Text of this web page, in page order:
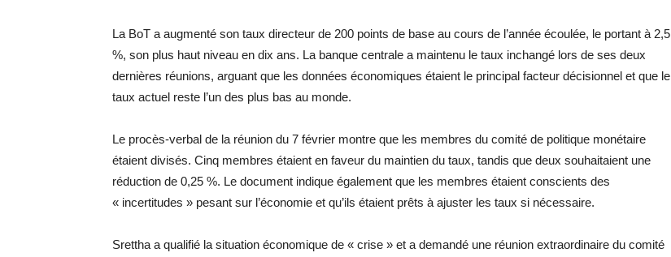
La BoT a augmenté son taux directeur de 200 points de base au cours de l’année écoulée, le portant à 2,5
%, son plus haut niveau en dix ans. La banque centrale a maintenu le taux inchangé lors de ses deux
dernières réunions, arguant que les données économiques étaient le principal facteur décisionnel et que le
taux actuel reste l’un des plus bas au monde.
Le procès-verbal de la réunion du 7 février montre que les membres du comité de politique monétaire
étaient divisés. Cinq membres étaient en faveur du maintien du taux, tandis que deux souhaitaient une
réduction de 0,25 %. Le document indique également que les membres étaient conscients des
« incertitudes » pesant sur l’économie et qu’ils étaient prêts à ajuster les taux si nécessaire.
Srettha a qualifié la situation économique de « crise » et a demandé une réunion extraordinaire du comité